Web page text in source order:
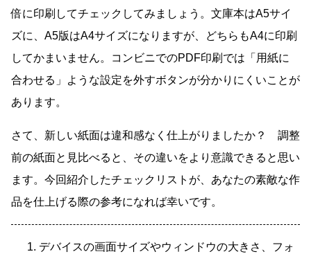
倍に印刷してチェックしてみましょう。文庫本はA5サイ
ズに、A5版はA4サイズになりますが、どちらもA4に印刷
してかまいません。コンビニでのPDF印刷では「用紙に
合わせる」ような設定を外すボタンが分かりにくいことが
あります。
さて、新しい紙面は違和感なく仕上がりましたか？ 調整
前の紙面と見比べると、その違いをより意識できると思い
ます。今回紹介したチェックリストが、あなたの素敵な作
品を仕上げる際の参考になれば幸いです。
デバイスの画面サイズやウィンドウの大きさ、フォ